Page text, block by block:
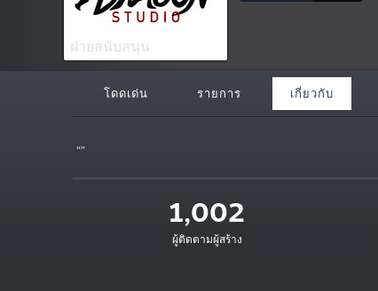
ฝ่ายสนับสนุน
โดดเด่น รายการ เกี่ยวกับ
“”
1,002
ผู้ติดตามผู้สร้าง